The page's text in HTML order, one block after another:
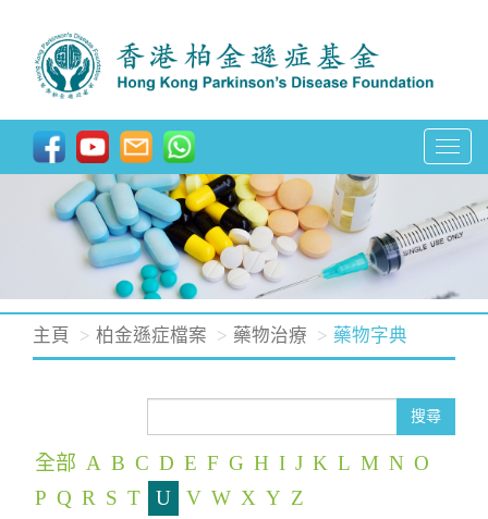
T
o
g
g
e
a
主頁 柏金遜症檔案 藥物治療 藥物字典
搜尋
全部 A B C D E F G H I J K L M N O
P Q R S T U V W X Y Z